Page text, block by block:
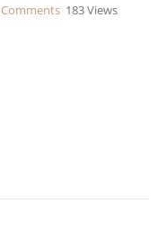
Comments 183 Views